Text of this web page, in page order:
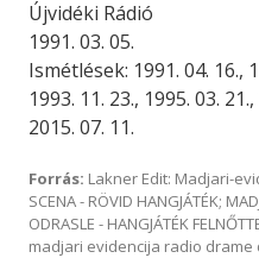
Újvidéki Rádió
1991. 03. 05.
Ismétlések: 1991. 04. 16.,
1993. 11. 23., 1995. 03.
2015. 07. 11.
Forrás: Lakner Edit: Madjari-
SCENA - RÖVID HANGJÁTÉK;
ODRASLE - HANGJÁTÉK
madjari evidencija radio